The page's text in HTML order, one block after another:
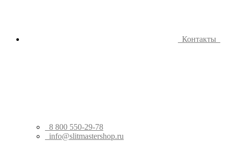
Контакты
8 800 550-29-78
info@slitmastershop.ru